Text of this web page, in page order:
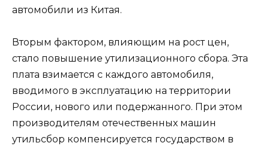
автомобили из Китая.
Вторым фактором, влияющим на рост цен,
стало повышение утилизационного сбора. Эта
плата взимается с каждого автомобиля,
вводимого в эксплуатацию на территории
России, нового или подержанного. При этом
производителям отечественных машин
утильсбор компенсируется государством в